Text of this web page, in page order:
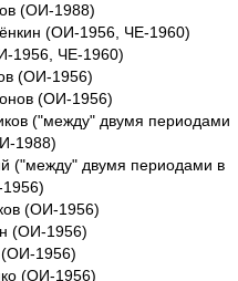
(ОИ-1988)
(ОИ-1956, ЧЕ-1960)
1956, ЧЕ-1960)
(ОИ-1956)
(ОИ-1956)
("между" двумя периодами
1988)
("между" двумя периодами в
(ОИ-1956)
(ОИ-1956)
(ОИ-1956)
(ОИ-1956)